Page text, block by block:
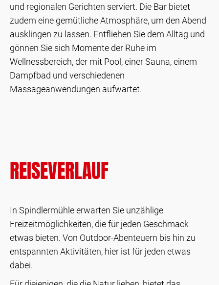
und regionalen Gerichten serviert. Die Bar bietet
zudem eine gemütliche Atmosphäre, um den Abend
ausklingen zu lassen. Entfliehen Sie dem Alltag und
gönnen Sie sich Momente der Ruhe im
Wellnessbereich, der mit Pool, einer Sauna, einem
Dampfbad und verschiedenen
Massageanwendungen aufwartet.
REISEVERLAUF
In Spindlermühle erwarten Sie unzählige
Freizeitmöglichkeiten, die für jeden Geschmack
etwas bieten. Von Outdoor-Abenteuern bis hin zu
entspannten Aktivitäten, hier ist für jeden etwas
dabei.